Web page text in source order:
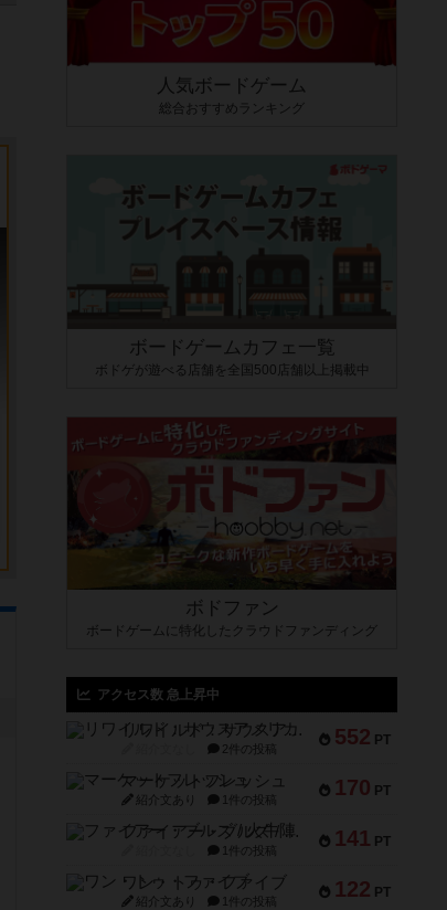
人気ボードゲーム
総合おすすめランキング
ボードゲームカフェ一覧
ボドゲが遊べる店舗を全国500店舗以上掲載中
ボドファン
ボードゲームに特化したクラウドファンディング
アクセス数 急上昇中
552 PT
リワイルド：サウスアメリカ
2件の投稿
170 PT
マーケットフレッシュ
紹介文あり 1件の投稿
141 PT
ファイアー・ブルズ / 火牛陣
1件の投稿
122 PT
ワン・トゥ・ファイブ
紹介文あり 1件の投稿